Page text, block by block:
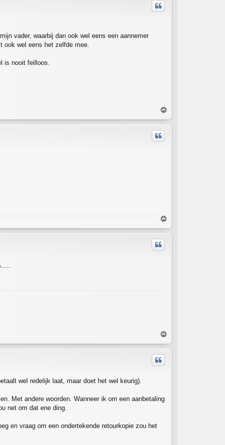
vader, waarbij dan ook wel eens een aannemer
ook wel eens het zelfde mee.
is nooit feilloos.
o
p
o
p
o
p
wel redelijk laat, maar doet het wel keurig).
Met andere woorden. Wanneer ik om een aanbetaling
net om dat ene ding.
en vraag om een ondertekende retourkopie zou het